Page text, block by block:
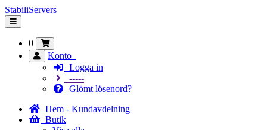
StabiliServers
Växla
navigering
0
Konto
Logga in
-----
Glömt lösenord?
Hem - Kundavdelning
Butik